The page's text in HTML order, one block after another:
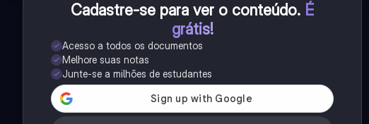
Cadastre-se para ver o conteúdo. É
grátis!
Acesso a todos os documentos
Melhore suas notas
Junte-se a milhões de estudantes